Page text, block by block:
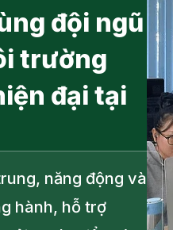
đội ngũ
trường
đại tại
năng động và
hành, hỗ trợ